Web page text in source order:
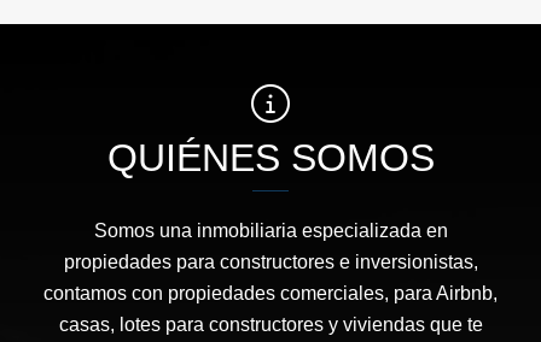
QUIÉNES SOMOS
Somos una inmobiliaria especializada en
propiedades para constructores e inversionistas,
contamos con propiedades comerciales, para Airbnb,
casas, lotes para constructores y viviendas que te